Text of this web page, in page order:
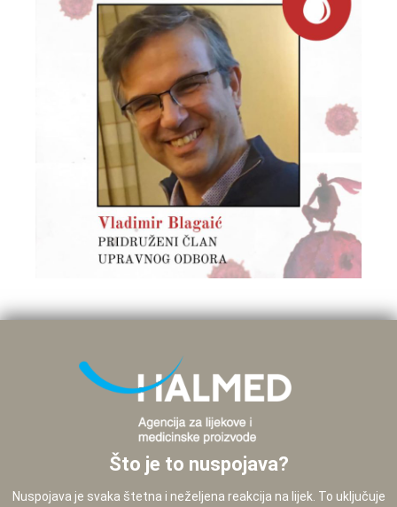
Što je to nuspojava?
Nuspojava je svaka štetna i neželjena reakcija na lijek. To uključuje